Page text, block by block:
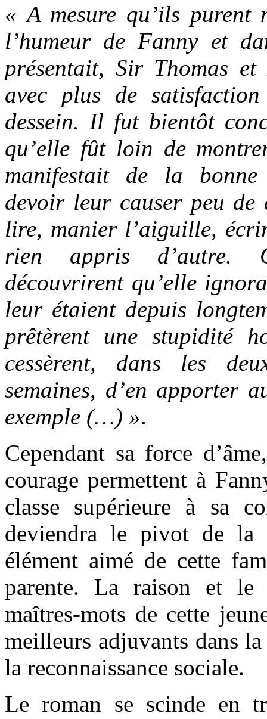
« A mesure qu’ils purent
l’humeur de Fanny et
présentait, Sir Thomas
avec plus de
dessein. Il fut bientôt
qu’elle fût loin de
manifestait de la
devoir leur causer peu
lire, manier l’aiguille,
rien appris d’autre.
découvrirent qu’elle
leur étaient depuis
prêtèrent une stupidité
cessèrent, dans les
semaines, d’en apporter
exemple (…) ».
Cependant sa force
courage permettent à
classe supérieure à sa
deviendra le pivot de la
élément aimé de cette
parente. La raison et le
maîtres-mots de cette
meilleurs adjuvants dans
la reconnaissance sociale.
Le roman se scinde en